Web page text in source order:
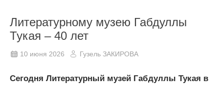
Литературному музею Габдуллы
Тукая – 40 лет
10 июня 2026 Гузель ЗАКИРОВА
Сегодня Литературный музей Габдуллы Тукая в